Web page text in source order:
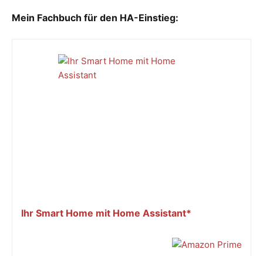
Mein Fachbuch für den HA-Einstieg:
Ihr Smart Home mit Home Assistant*